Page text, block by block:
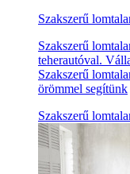
Szakszerű
Szakszerű
teherautóval.
Szakszerű
örömmel segítünk
Szakszerű